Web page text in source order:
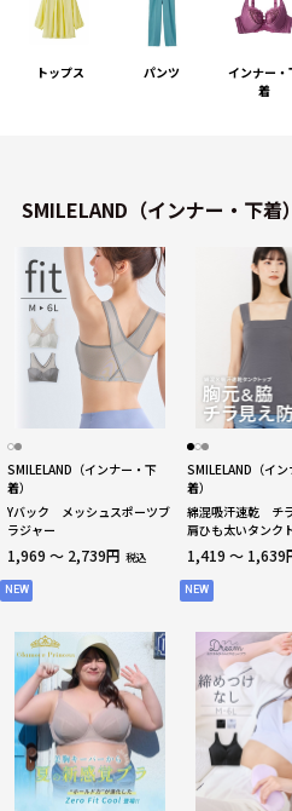
トップス パンツ
インナー・
着
SMILELAND（インナー・下着
SMILELAND（インナー・下
着）
Yバック メッシュスポーツブ
ラジャー
1,969 ～ 2,739円 税込
NEW
SMILELAND（イ
着）
綿混吸汗速乾 チ
肩ひも太いタンク
から買える！】
1,419 ～ 1,639
NEW